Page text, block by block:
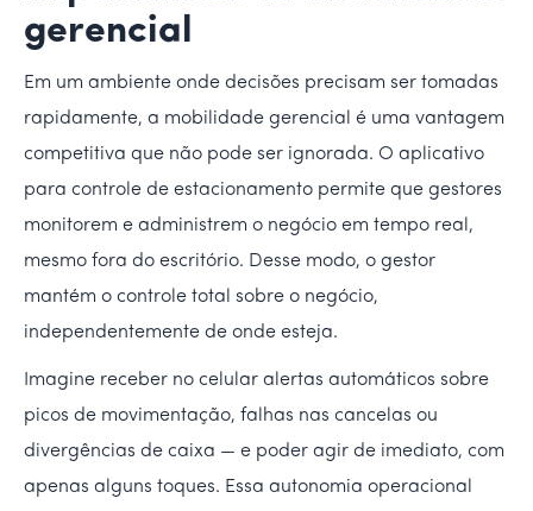
gerencial
Em um ambiente onde decisões precisam ser tomadas
rapidamente, a mobilidade gerencial é uma vantagem
competitiva que não pode ser ignorada. O aplicativo
para controle de estacionamento permite que gestores
monitorem e administrem o negócio em tempo real,
mesmo fora do escritório. Desse modo, o gestor
mantém o controle total sobre o negócio,
independentemente de onde esteja.
Imagine receber no celular alertas automáticos sobre
picos de movimentação, falhas nas cancelas ou
divergências de caixa — e poder agir de imediato, com
apenas alguns toques. Essa autonomia operacional